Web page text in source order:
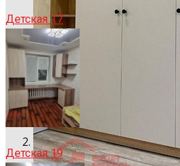
Детская 17
Детская 19